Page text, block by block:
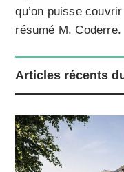
qu’on puisse
résumé M. Coderre.
Articles récents